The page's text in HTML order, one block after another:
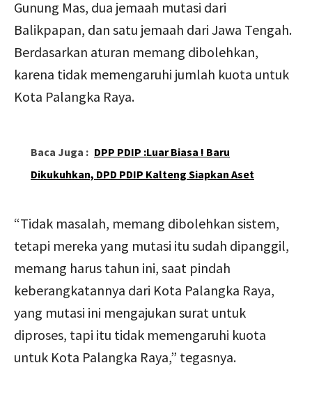
Gunung Mas, dua jemaah mutasi dari
Balikpapan, dan satu jemaah dari Jawa Tengah.
Berdasarkan aturan memang dibolehkan,
karena tidak memengaruhi jumlah kuota untuk
Kota Palangka Raya.
Baca Juga : DPP PDIP :Luar Biasa ! Baru
Dikukuhkan, DPD PDIP Kalteng Siapkan Aset
“Tidak masalah, memang dibolehkan sistem,
tetapi mereka yang mutasi itu sudah dipanggil,
memang harus tahun ini, saat pindah
keberangkatannya dari Kota Palangka Raya,
yang mutasi ini mengajukan surat untuk
diproses, tapi itu tidak memengaruhi kuota
untuk Kota Palangka Raya,” tegasnya.